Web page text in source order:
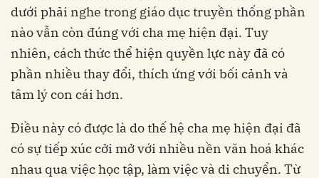
dưới phải nghe trong giáo dục truyền thống phần
nào vẫn còn đúng với cha mẹ hiện đại. Tuy
nhiên, cách thức thể hiện quyền lực này đã có
phần nhiều thay đổi, thích ứng với bối cảnh và
tâm lý con cái hơn.
Điều này có được là do thế hệ cha mẹ hiện đại đã
có sự tiếp xúc cởi mở với nhiều nền văn hoá khác
nhau qua việc học tập, làm việc và di chuyển. Từ